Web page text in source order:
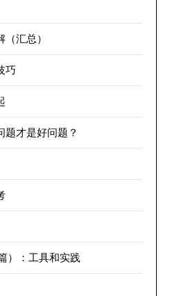
汇总）
巧
题才是好问题？
）：工具和实践